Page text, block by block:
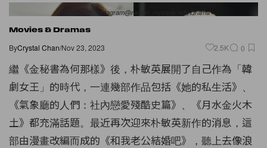
Images from Instagram@rachel_mypark/ tvN Drama
Movies & Dramas
ByCrystal Chan/Nov 23, 2023 2.5K 0
繼《金秘書為何那樣》後，朴敏英展開了自己作為「韓
劇女王」的時代，一連幾部作品包括《她的私生活》、
《氣象廳的人們：社內戀愛殘酷史篇》、《月水金火木
土》都充滿話題。最近再次迎來朴敏英新作的消息，這
部由漫畫改編而成的《和我老公結婚吧》，聽上去像浪